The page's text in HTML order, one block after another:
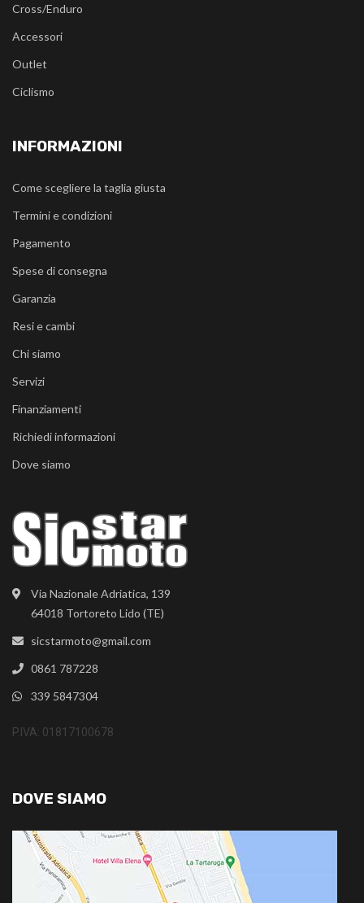
Via Nazionale Adriatica, 139
64018 Tortoreto Lido (TE)
sicstarmoto@gmail.com
0861 787228
339 5847304
P.IVA: 01817100678
Cross/Enduro
Accessori
Outlet
Ciclismo
INFORMAZIONI
Come scegliere la taglia giusta
Termini e condizioni
Pagamento
Spese di consegna
Garanzia
Resi e cambi
Chi siamo
Servizi
Finanziamenti
Richiedi informazioni
Dove siamo
DOVE SIAMO